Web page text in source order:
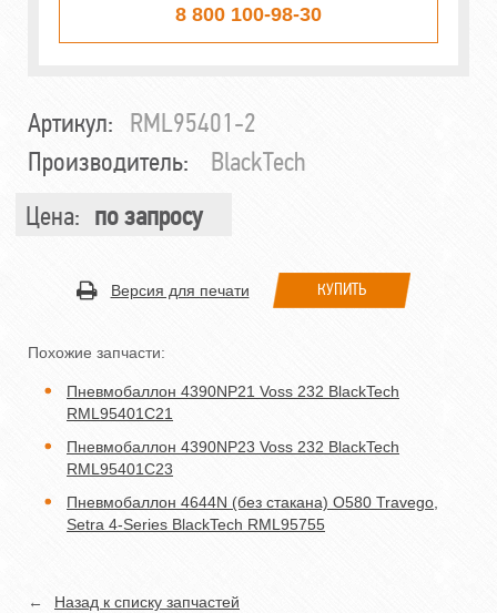
8 800 100-98-30
Артикул:
RML95401-2
Производитель:
BlackTech
Цена: по запросу
Версия для печати КУПИТЬ
Похожие запчасти:
Пневмобаллон 4390NP21 Voss 232 BlackTech
RML95401C21
Пневмобаллон 4390NP23 Voss 232 BlackTech
RML95401C23
Пневмобаллон 4644N (без стакана) O580 Travego,
Setra 4-Series BlackTech RML95755
← Назад к списку запчастей